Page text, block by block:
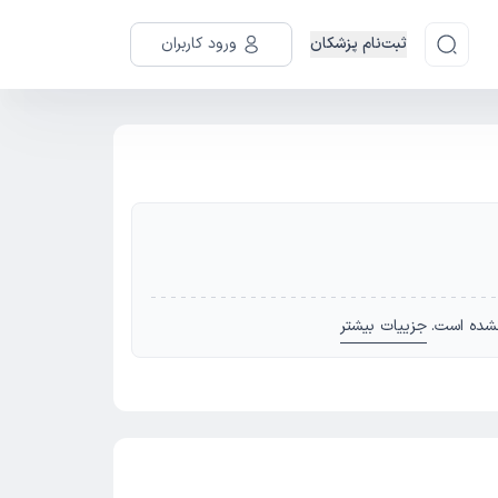
ثبت‌نام پزشکان ورود کاربران
است. جزییات بیشتر